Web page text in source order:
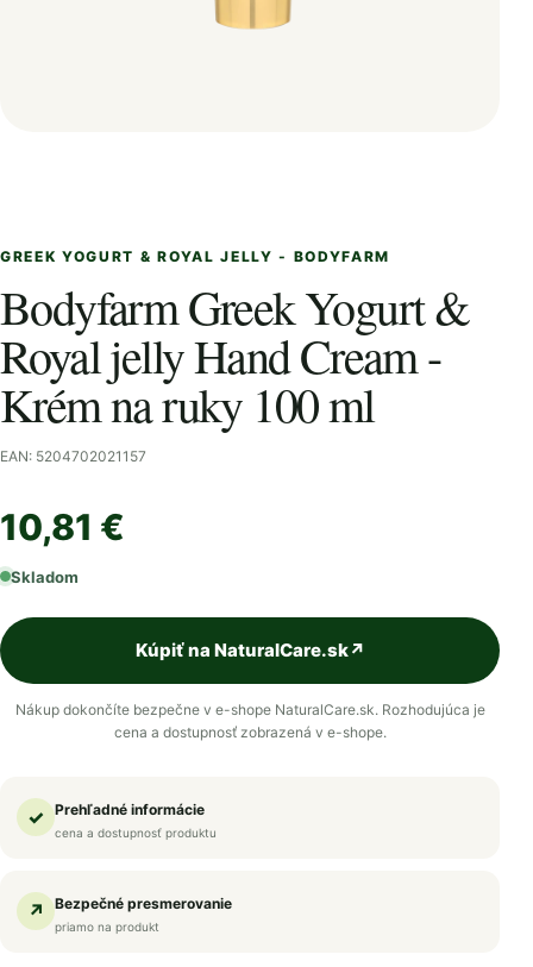
GREEK YOGURT & ROYAL JELLY - BODYFARM
Bodyfarm Greek Yogurt &
Royal jelly Hand Cream -
Krém na ruky 100 ml
EAN: 5204702021157
10,81 €
Skladom
Kúpiť na NaturalCare.sk↗
Nákup dokončíte bezpečne v e-shope NaturalCare.sk. Rozhodujúca je
cena a dostupnosť zobrazená v e-shope.
✓ Prehľadné informácie
cena a dostupnosť produktu
↗ Bezpečné presmerovanie
priamo na produkt